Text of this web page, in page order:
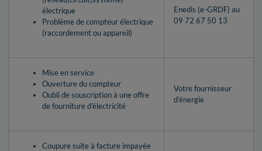
électrique
Problème de compteur électrique
(raccordement ou appareil)
Enedis (e-GRDF) au
09 72 67 50 13
Mise en service
Ouverture du compteur
Oubli de souscription à une offre
de fourniture d'électricité
Votre fournisseur
d’énergie
Coupure suite à facture impayée